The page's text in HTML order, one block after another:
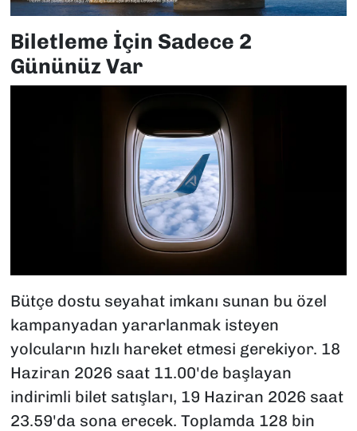
Biletleme İçin Sadece 2
Gününüz Var
Bütçe dostu seyahat imkanı sunan bu özel
kampanyadan yararlanmak isteyen
yolcuların hızlı hareket etmesi gerekiyor. 18
Haziran 2026 saat 11.00'de başlayan
indirimli bilet satışları, 19 Haziran 2026 saat
23.59'da sona erecek. Toplamda 128 bin